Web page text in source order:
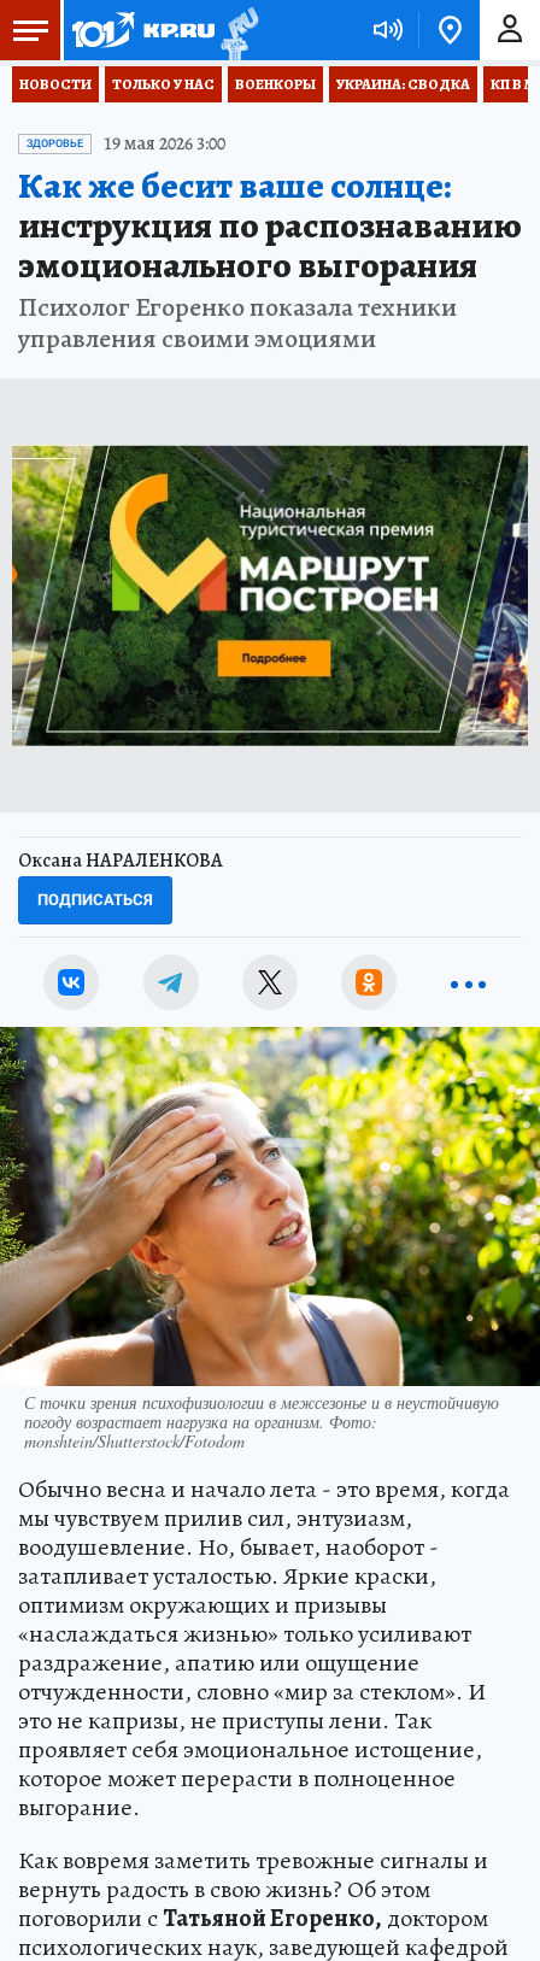
НОВОСТИ ТОЛЬКО У НАС ВОЕНКОРЫ УКРАИНА: СВОДКА КП В
ЗДОРОВЬЕ 19 мая 2026 3:00
Как же бесит ваше солнце:
инструкция по распознаванию
эмоционального выгорания
Психолог Егоренко показала техники
управления своими эмоциями
Оксана НАРАЛЕНКОВА
ПОДПИСАТЬСЯ
С точки зрения психофизиологии в межсезонье и в неустойчивую
погоду возрастает нагрузка на организм. Фото:
monshtein/Shutterstock/Fotodom
Обычно весна и начало лета - это время, когда
мы чувствуем прилив сил, энтузиазм,
воодушевление. Но, бывает, наоборот -
затапливает усталостью. Яркие краски,
оптимизм окружающих и призывы
«наслаждаться жизнью» только усиливают
раздражение, апатию или ощущение
отчужденности, словно «мир за стеклом». И
это не капризы, не приступы лени. Так
проявляет себя эмоциональное истощение,
которое может перерасти в полноценное
выгорание.
Как вовремя заметить тревожные сигналы и
вернуть радость в свою жизнь? Об этом
поговорили сТатьяной Егоренко, доктором
психологических наук, заведующей кафедрой